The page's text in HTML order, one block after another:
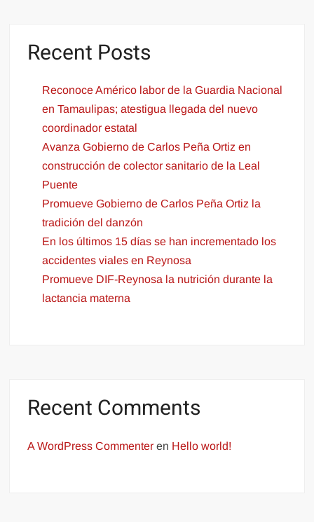
Recent Posts
Reconoce Américo labor de la Guardia Nacional
en Tamaulipas; atestigua llegada del nuevo
coordinador estatal
Avanza Gobierno de Carlos Peña Ortiz en
construcción de colector sanitario de la Leal
Puente
Promueve Gobierno de Carlos Peña Ortiz la
tradición del danzón
En los últimos 15 días se han incrementado los
accidentes viales en Reynosa
Promueve DIF-Reynosa la nutrición durante la
lactancia materna
Recent Comments
A WordPress Commenter en Hello world!